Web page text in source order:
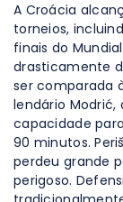
A Croácia
torneios,
finais do
drasticamente
ser comparada
lendário
capacidade
90 minutos.
perdeu grande
perigoso.